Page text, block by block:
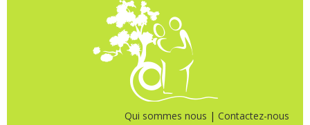
Qui sommes nous | Contactez-nous